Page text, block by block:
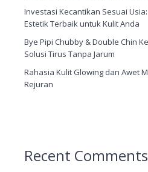
Investasi Kecantikan Sesuai
Estetik Terbaik untuk Kulit Anda
Bye Pipi Chubby & Double Chin
Solusi Tirus Tanpa Jarum
Rahasia Kulit Glowing dan Awet
Rejuran
Recent Comments